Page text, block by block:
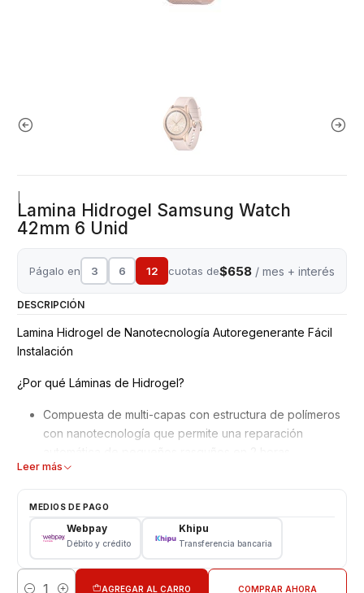
Lamina Hidrogel Samsung Watch
42mm 6 Unid
Págalo en 3 6 12 cuotas de$658 / mes + interés
DESCRIPCIÓN
Lamina Hidrogel de Nanotecnología Autoregenerante Fácil
Instalación
¿Por qué Láminas de Hidrogel?
Compuesta de multi-capas con estructura de polímeros
con nanotecnología que permite una reparación
Mejor adaptación y absorción de golpes, debido a su
No interfiere en el reconocimiento de la huella dactilar
en pantalla.
Material ultra delgado adaptable a todos los equipos,
definición.
Leer más
MEDIOS DE PAGO
Webpay
Débito y crédito
Khipu
Transferencia bancaria
AGREGAR AL CARRO COMPRAR AHORA